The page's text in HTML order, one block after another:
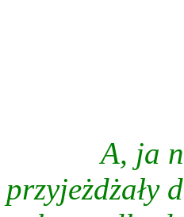
A, ja
przyjeżdżały